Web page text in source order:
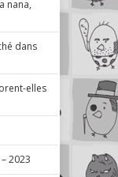
nana,
dans
elles
2023